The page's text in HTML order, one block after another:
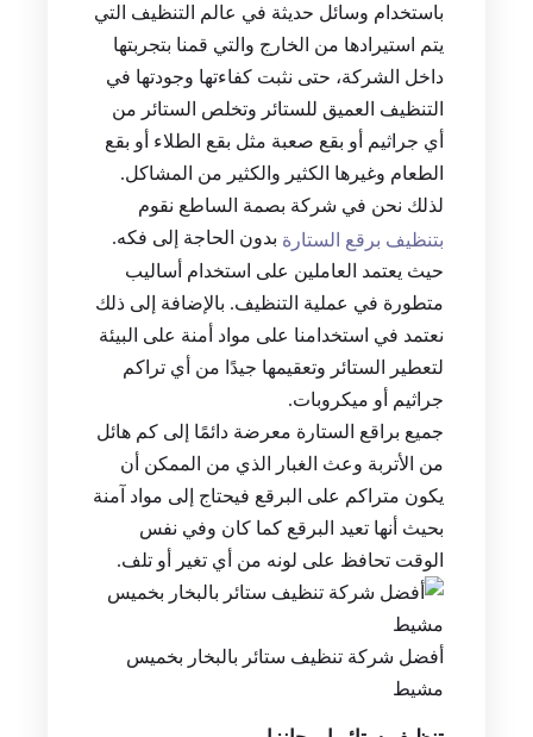
باستخدام وسائل حديثة في عالم التنظيف التي
يتم استيرادها من الخارج والتي قمنا بتجربتها
داخل الشركة، حتى نثبت كفاءتها وجودتها في
التنظيف العميق للستائر وتخلص الستائر من
أي جراثيم أو بقع صعبة مثل بقع الطلاء أو بقع
الطعام وغيرها الكثير والكثير من المشاكل.
لذلك نحن في شركة بصمة الساطع نقوم
بتنظيف برقع الستارة بدون الحاجة إلى فكه.
حيث يعتمد العاملين على استخدام أساليب
متطورة في عملية التنظيف. بالإضافة إلى ذلك
نعتمد في استخدامنا على مواد أمنة على البيئة
لتعطير الستائر وتعقيمها جيدًا من أي تراكم
جراثيم أو ميكروبات.
جميع براقع الستارة معرضة دائمًا إلى كم هائل
من الأتربة وعث الغبار الذي من الممكن أن
يكون متراكم على البرقع فيحتاج إلى مواد آمنة
بحيث أنها تعيد البرقع كما كان وفي نفس
الوقت تحافظ على لونه من أي تغير أو تلف.
أفضل شركة تنظيف ستائر بالبخار بخميس
مشيط